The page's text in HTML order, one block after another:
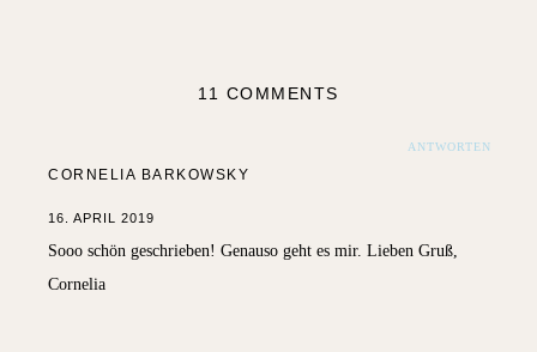
11 COMMENTS
ANTWORTEN
CORNELIA BARKOWSKY
16. APRIL 2019
Sooo schön geschrieben! Genauso geht es mir. Lieben Gruß,
Cornelia